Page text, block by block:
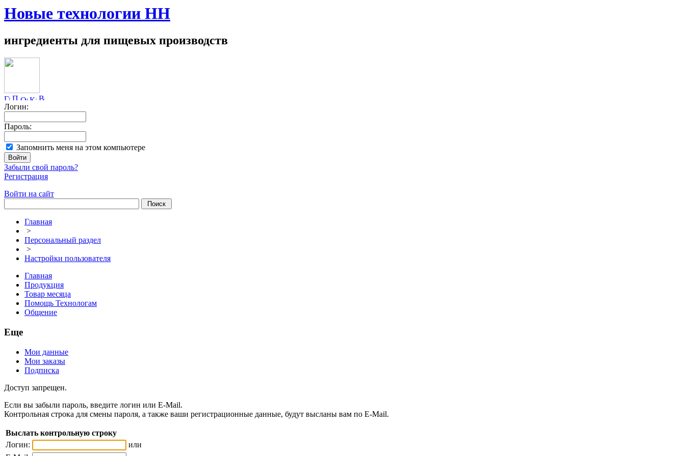
Новые технологии НН
ингредиенты для пищевых производств
Логин:
Пароль:
Запомнить меня на этом компьютере
Забыли свой пароль?
Регистрация
Войти на сайт
Главная
>
Персональный раздел
>
Настройки пользователя
Главная
Продукция
Товар месяца
Помощь Технологам
Общение
Еще
Мои данные
Мои заказы
Подписка
Доступ запрещен.
Если вы забыли пароль, введите логин или E-Mail.
Контрольная строка для смены пароля, а также ваши регистрационные данные, будут высланы вам по E-Mail.
Выслать контрольную строку
Логин:
или